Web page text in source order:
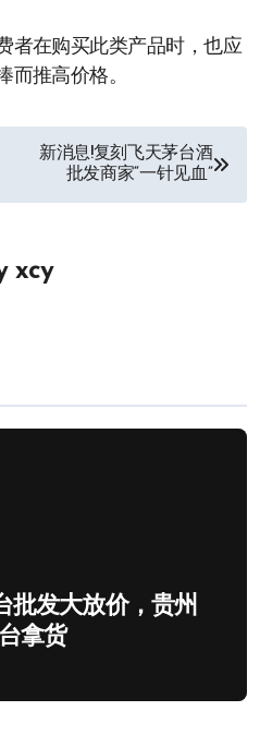
者在购买此类产品时，也应
而推高价格。
新消息!复刻飞天茅台酒
批发商家“一针见血”
xcy
批发大放价，贵州
拿货